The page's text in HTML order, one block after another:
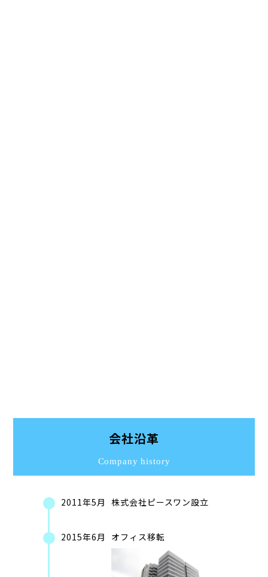
会社沿革
Company history
2011年5月 株式会社ピースワン設立
2015年6月 オフィス移転